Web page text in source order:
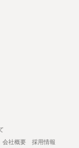
会社概要
採用情報